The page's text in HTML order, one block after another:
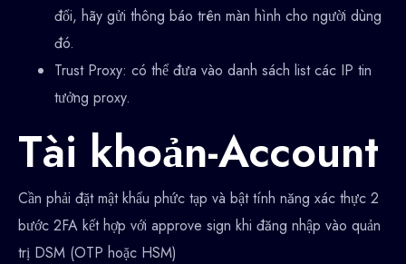
đổi, hãy gửi thông báo trên màn hình cho người dùng
đó.
Trust Proxy: có thể đưa vào danh sách list các IP tin
tưởng proxy.
Tài khoản-Account
Cần phải đặt mật khẩu phức tạp và bật tính năng xác thực 2
bước 2FA kết hợp với approve sign khi đăng nhập vào quản
trị DSM (OTP hoặc HSM)